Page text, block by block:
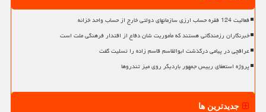
فعالیت 124 فقره حساب ارزی سازمانهای دولتی خارج از حساب واحد خزانه
خبرنگاران رزمندگانی هستند که مأموریت شان دفاع از اقتدار فرهنگی ملت است
عراقچی در پیامی درگذشت ابوالقاسم قاسم زاده را تسلیت گفت
پروژه استعفای رییس جمهور باردیگر روی میز تندروها
جدیدترین ها